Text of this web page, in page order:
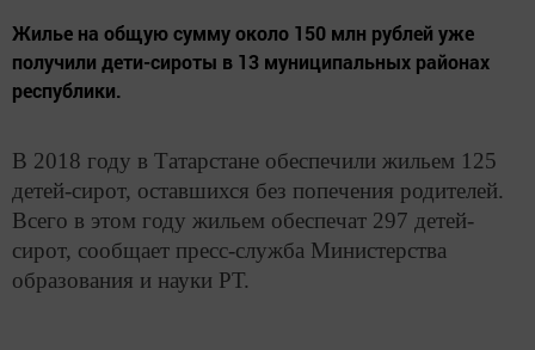
Жилье на общую сумму около 150 млн рублей уже
получили дети-сироты в 13 муниципальных районах
республики.
В 2018 году в Татарстане обеспечили жильем 125
детей-сирот, оставшихся без попечения родителей.
Всего в этом году жильем обеспечат 297 детей-
сирот, сообщает пресс-служба Министерства
образования и науки РТ.